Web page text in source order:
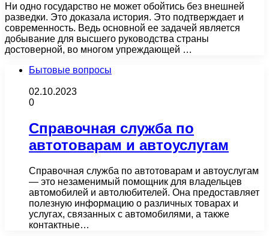
Ни одно государство не может обойтись без внешней
разведки. Это доказала история. Это подтверждает и
современность. Ведь основной ее задачей является
добывание для высшего руководства страны
достоверной, во многом упреждающей …
Бытовые вопросы
02.10.2023
0
Справочная служба по
автотоварам и автоуслугам
Справочная служба по автотоварам и автоуслугам
— это незаменимый помощник для владельцев
автомобилей и автолюбителей. Она предоставляет
полезную информацию о различных товарах и
услугах, связанных с автомобилями, а также
контактные…